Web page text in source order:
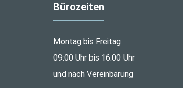
Bürozeiten
Montag bis Freitag
09:00 Uhr bis 16:00 Uhr
und nach Vereinbarung